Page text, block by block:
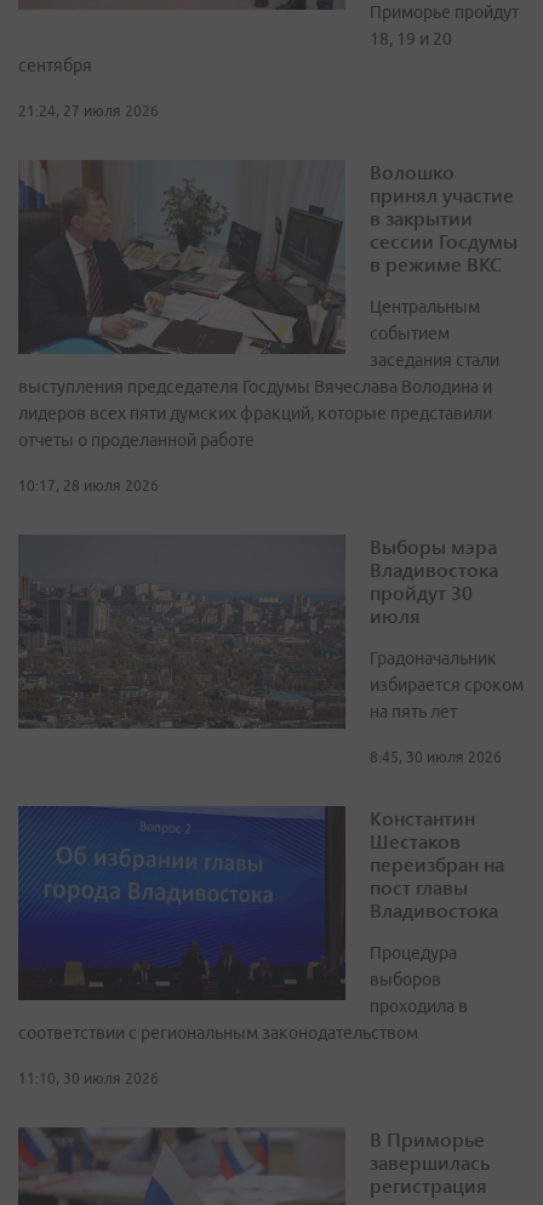
Приморье пройдут
18, 19 и 20
сентября
21:24, 27 июля 2026
Волошко
принял участие
в закрытии
сессии Госдумы
в режиме ВКС
Центральным
событием
заседания стали
выступления председателя Госдумы Вячеслава Володина и
лидеров всех пяти думских фракций, которые представили
отчеты о проделанной работе
10:17, 28 июля 2026
Выборы мэра
Владивостока
пройдут 30
июля
Градоначальник
избирается сроком
на пять лет
8:45, 30 июля 2026
Константин
Шестаков
переизбран на
пост главы
Владивостока
Процедура
выборов
проходила в
соответствии с региональным законодательством
11:10, 30 июля 2026
В Приморье
завершилась
регистрация